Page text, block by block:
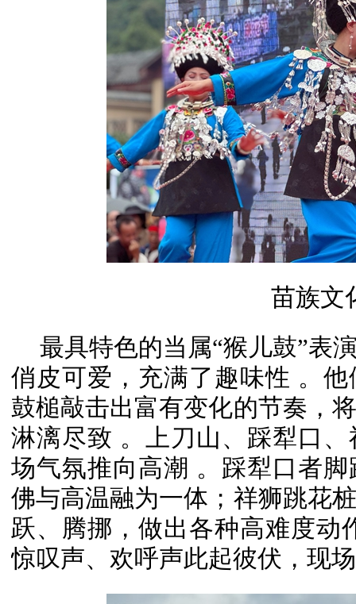
苗族文
最具特色的当属“猴儿鼓”表
俏皮可爱，充满了趣味性 。
鼓槌敲击出富有变化的节奏，
淋漓尽致 。上刀山、踩犁口
场气氛推向高潮 。踩犁口者
佛与高温融为一体；祥狮跳花
跃、腾挪，做出各种高难度动
惊叹声、欢呼声此起彼伏，现